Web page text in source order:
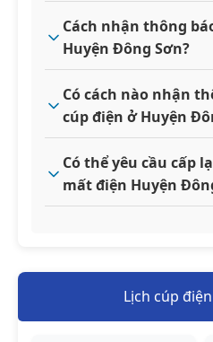
Cách nhận thông
Huyện Đông Sơn?
Có cách nào nhận
cúp điện ở Huyện
Có thể yêu cầu cấp
mất điện Huyện
Lịch cúp